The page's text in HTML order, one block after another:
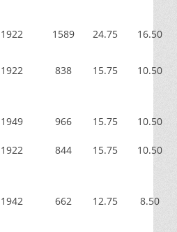
1922 1589 24.75 16.50
1922 838 15.75 10.50
1949 966 15.75 10.50
1922 844 15.75 10.50
1942 662 12.75 8.50